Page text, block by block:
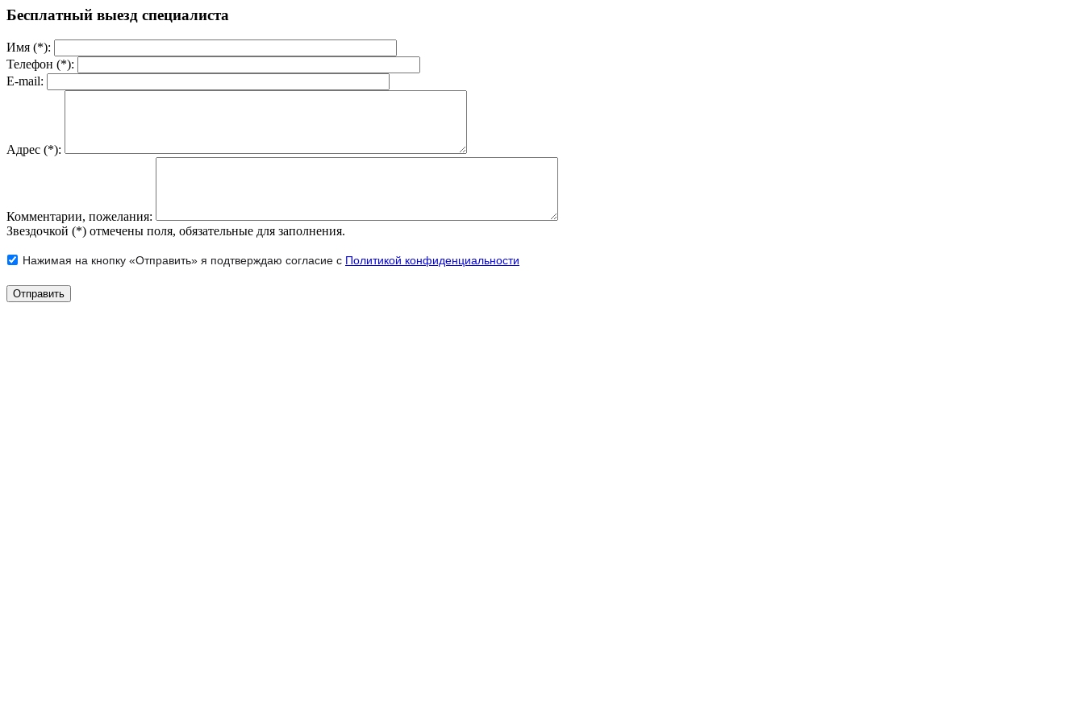
Бесплатный выезд специалиста
Имя (*):
Телефон (*):
E-mail:
Адрес (*):
Комментарии, пожелания:
Звездочкой (*) отмечены поля, обязательные для заполнения.
Нажимая на кнопку «Отправить» я подтверждаю согласие с Политикой конфиденциальности